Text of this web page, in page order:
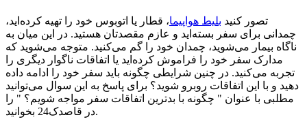
تصور کنید بلیط هواپیما، قطار یا اتوبوس خود را تهیه کرده‌اید،
چمدانی برای سفر بسته‌اید و عازم مقصدتان هستید. در این میان به
ناگاه بیمار می‌شوید، چمدان خود را گم می‌کنید. متوجه می‌شوید که
مدارک سفر خود را فراموش کرده‌اید یا اتفاقات ناگوار دیگری را
تجربه می‌کنید. در چنین شرایطی چگونه باید سفر خود را ادامه داده
دهید و با این اتفاقات روبرو شوید؟ برای پاسخ به این سوال می‌توانید
مطلبی با عنوان " چگونه با بدترین اتفاقات سفر مواجه شویم؟ " را
در قاصدک24 بخوانید.